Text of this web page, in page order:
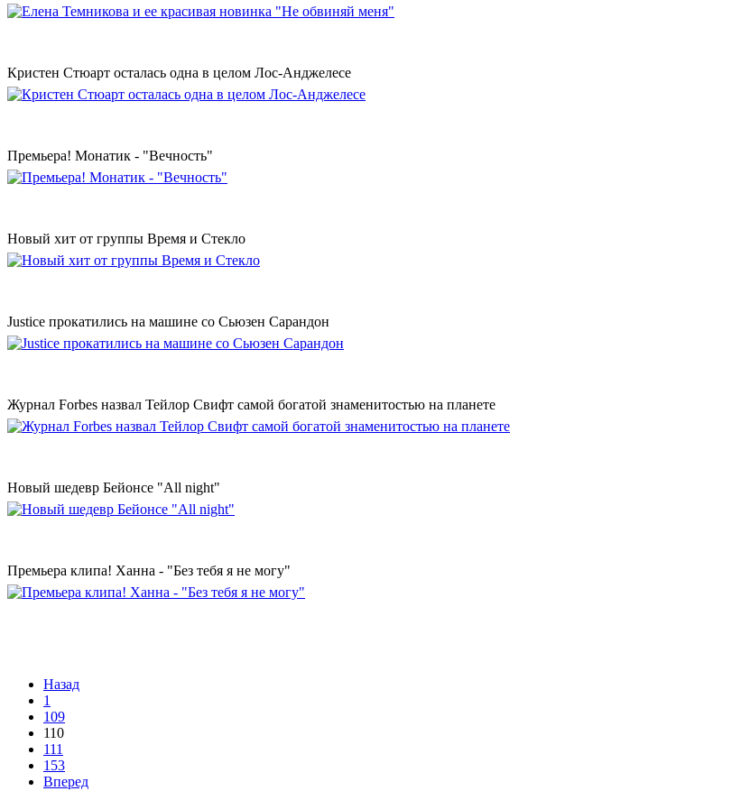
Кристен Стюарт осталась одна в целом Лос-Анджелесе
Премьера! Монатик - "Вечность"
Новый хит от группы Время и Стекло
Justice прокатились на машине со Сьюзен Сарандон
Журнал Forbes назвал Тейлор Свифт самой богатой знаменитостью на планете
Новый шедевр Бейонсе "All night"
Премьера клипа! Ханна - "Без тебя я не могу"
Назад
1
109
110
111
153
Вперед